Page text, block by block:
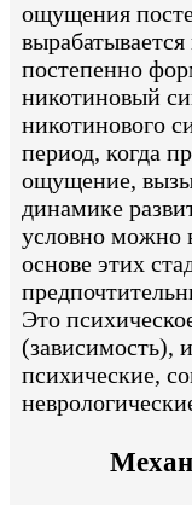
ощущения
постепенно
никотиновый
никотинового
период, когда
ощущение,
динамике
условно можно
основе этих
Это
(зависимость),
психические,